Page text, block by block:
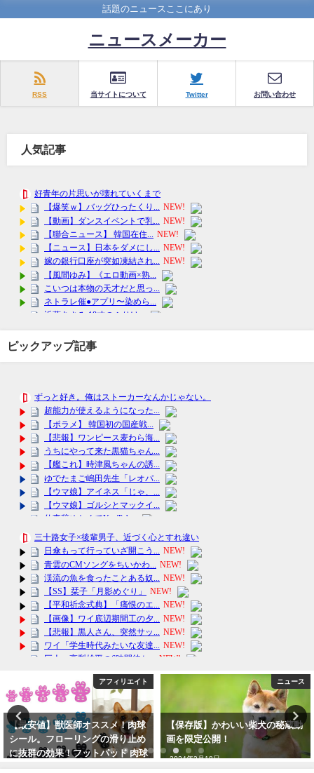
話題のニュースここにあり
ニュースメーカー
RSS 当サイトについて Twitter お問い合わせ
人気記事
ピックアップ記事
ニュース
【保存版】かわいい柴犬の秘蔵動
画を限定公開！
2024年2月18日
アフィリエイト
【 鎧 甲冑】着用可能!! リアルな
戦国武将 ! 五月人形、子どもの
日、端午の節句、インテリア、イ
ベントに最適。武士の末裔の貴殿